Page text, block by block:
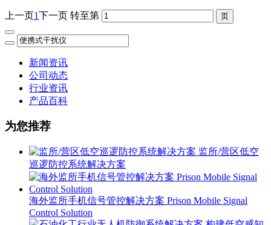
上一页1下一页 转至第
新闻资讯
公司动态
行业资讯
产品百科
为您推荐
监所/营区低空
巡逻防控系统解决方案
海外监所手机信号管控解决方案 Prison Mobile Signal
Control Solution